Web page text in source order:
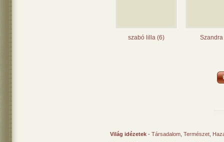
szabó lilla (6)
Világ idézetek - Társadalom Természet